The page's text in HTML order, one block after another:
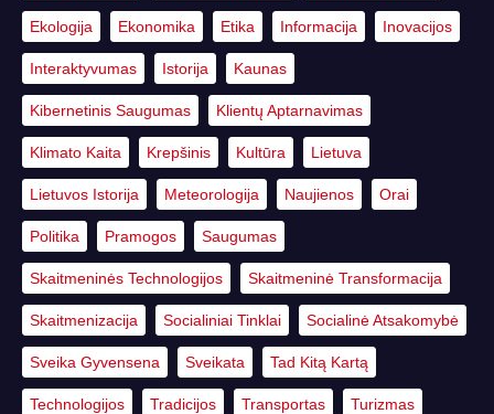
Ekologija Ekonomika Etika Informacija Inovacijos
Interaktyvumas Istorija Kaunas
Kibernetinis Saugumas Klientų Aptarnavimas
Klimato Kaita Krepšinis Kultūra Lietuva
Lietuvos Istorija Meteorologija Naujienos Orai
Politika Pramogos Saugumas
Skaitmeninės Technologijos Skaitmeninė Transformacija
Skaitmenizacija Socialiniai Tinklai Socialinė Atsakomybė
Sveika Gyvensena Sveikata Tad Kitą Kartą
Technologijos Tradicijos Transportas Turizmas